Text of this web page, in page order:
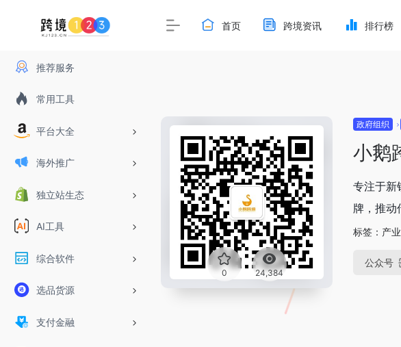
推荐服务
常用工具
平台大全
海外推广
独立站生态
AI工具
综合软件
选品货源
支付金融
首页 跨境资讯 排行榜
0 24,384
政府组织
小鹅
专注于新
牌，推动
标签： 产
公众号